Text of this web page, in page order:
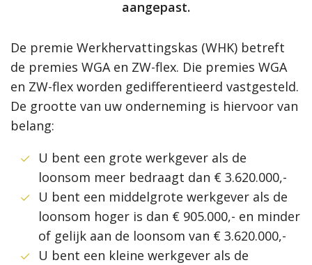
aangepast.
De premie Werkhervattingskas (WHK) betreft
de premies WGA en ZW-flex. Die premies WGA
en ZW-flex worden gedifferentieerd vastgesteld.
De grootte van uw onderneming is hiervoor van
belang:
U bent een grote werkgever als de
loonsom meer bedraagt dan € 3.620.000,-
U bent een middelgrote werkgever als de
loonsom hoger is dan € 905.000,- en minder
of gelijk aan de loonsom van € 3.620.000,-
U bent een kleine werkgever als de